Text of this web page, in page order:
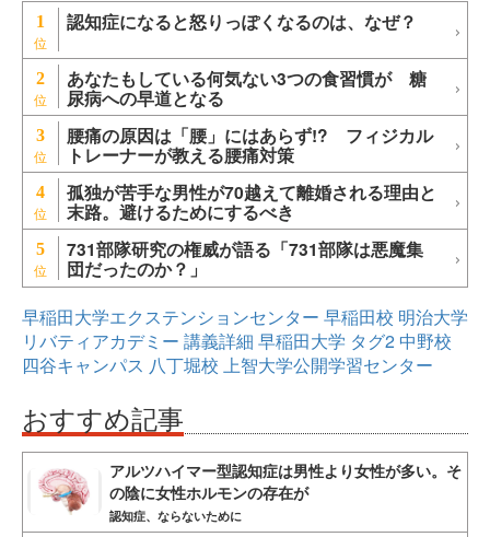
1 認知症になると怒りっぽくなるのは、なぜ？
2 あなたもしている何気ない3つの食習慣が 糖
尿病への早道となる
3 腰痛の原因は「腰」にはあらず!? フィジカル
トレーナーが教える腰痛対策
4 孤独が苦手な男性が70越えて離婚される理由と
末路。避けるためにするべき
5 731部隊研究の権威が語る「731部隊は悪魔集
団だったのか？」
早稲田大学エクステンションセンター 早稲田校 明治大学
リバティアカデミー 講義詳細 早稲田大学 タグ2 中野校
四谷キャンパス 八丁堀校 上智大学公開学習センター
おすすめ記事
アルツハイマー型認知症は男性より女性が多い。そ
の陰に女性ホルモンの存在が
認知症、ならないために